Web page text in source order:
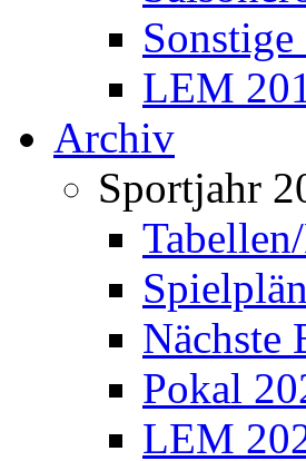
LEM
Archiv
Sportjahr
Nächste
Pokal
LEM